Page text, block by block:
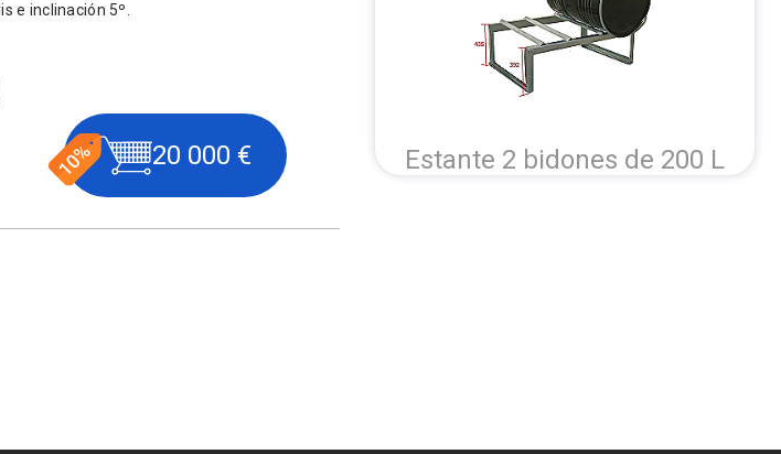
e inclinación 5º.
20 000 € Estante 2 bidones de 200 L